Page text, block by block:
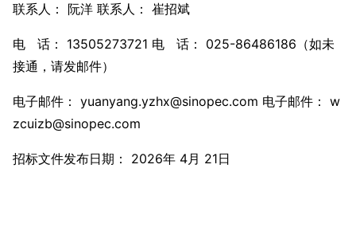
联系人： 阮洋 联系人： 崔招斌
电 话： 13505273721 电 话： 025-86486186（如未
接通，请发邮件）
电子邮件： yuanyang.yzhx@sinopec.com 电子邮件： w
zcuizb@sinopec.com
招标文件发布日期： 2026年 4月 21日